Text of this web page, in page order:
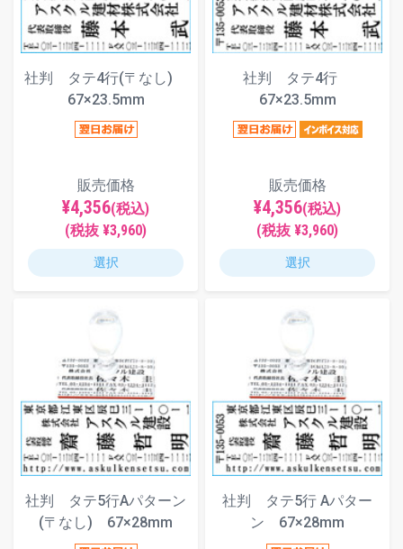
社判 タテ4行(〒なし)
67×23.5mm
販売価格
¥4,356(税込)
(税抜 ¥3,960)
選択
社判 タテ4行
67×23.5mm
販売価格
¥4,356(税込)
(税抜 ¥3,960)
選択
社判 タテ5行Aパターン
(〒なし) 67×28mm
社判 タテ5行 Aパター
ン 67×28mm